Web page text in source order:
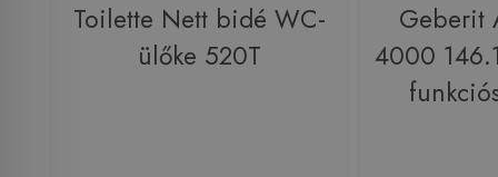
Toilette Nett bidé WC-
ülőke 520T
Geberit
4000